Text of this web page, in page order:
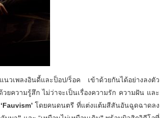
วเพลงอินดี้และป็อป/ร็อค เข้าด้วยกันได้อย่างลงตัว
ยความรู้สึก ไม่ว่าจะเป็นเรื่องความรัก ความฝัน และ
‘Fauvism’ โดยคนดนตรี ที่แต่งแต้มสีสันอันฉูดฉาดลง